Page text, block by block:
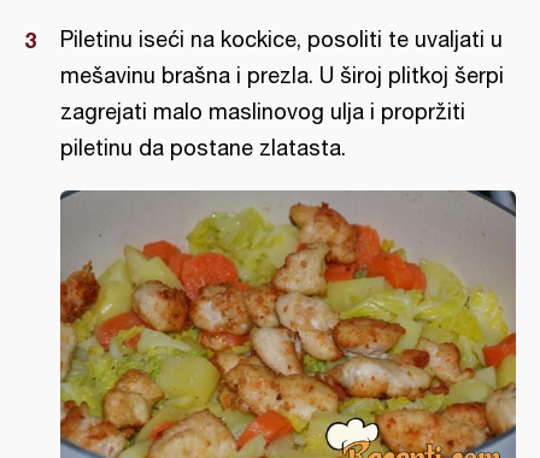
Piletinu iseći na kockice, posoliti te uvaljati u
mešavinu brašna i prezla. U široj plitkoj šerpi
zagrejati malo maslinovog ulja i propržiti
piletinu da postane zlatasta.